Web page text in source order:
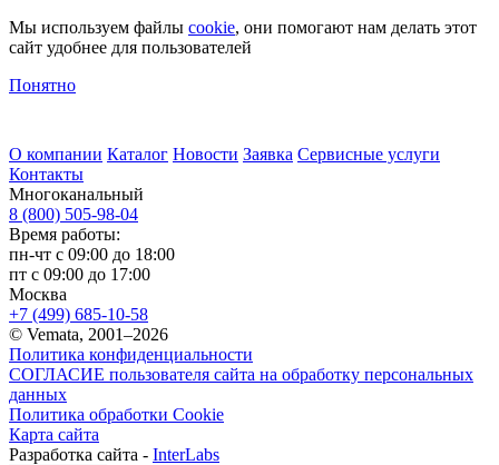
Мы используем файлы cookie, они помогают нам делать этот
сайт удобнее для пользователей
Понятно
О компании Каталог Новости Заявка Сервисные услуги
Контакты
Многоканальный
8 (800) 505-98-04
Время работы:
пн-чт с 09:00 до 18:00
пт с 09:00 до 17:00
Москва
+7 (499) 685-10-58
© Vemata, 2001–2026
Политика конфиденциальности
СОГЛАСИЕ пользователя сайта на обработку персональных
данных
Политика обработки Cookie
Карта сайта
Разработка сайта - InterLabs